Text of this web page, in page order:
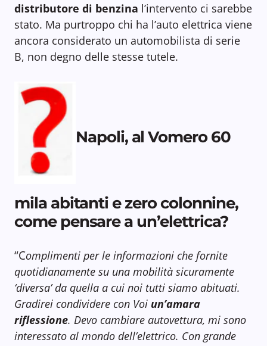
distributore di benzina l’intervento ci sarebbe
stato. Ma purtroppo chi ha l’auto elettrica viene
ancora considerato un automobilista di serie
B, non degno delle stesse tutele.
Napoli, al Vomero 60
mila abitanti e zero colonnine,
come pensare a un’elettrica?
“Complimenti per le informazioni che fornite
quotidianamente su una mobilità sicuramente
‘diversa’ da quella a cui noi tutti siamo abituati.
Gradirei condividere con Voi un’amara
riflessione. Devo cambiare autovettura, mi sono
interessato al mondo dell’elettrico. Con grande